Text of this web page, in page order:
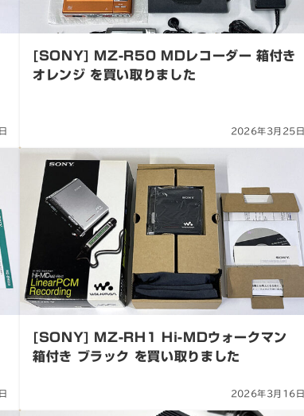
[SONY] MZ-R50 MDレコーダー 箱付き
オレンジ を買い取りました
2026年3月25日
[SONY] MZ-RH1 Hi-MDウォークマン
箱付き ブラック を買い取りました
2026年3月16日